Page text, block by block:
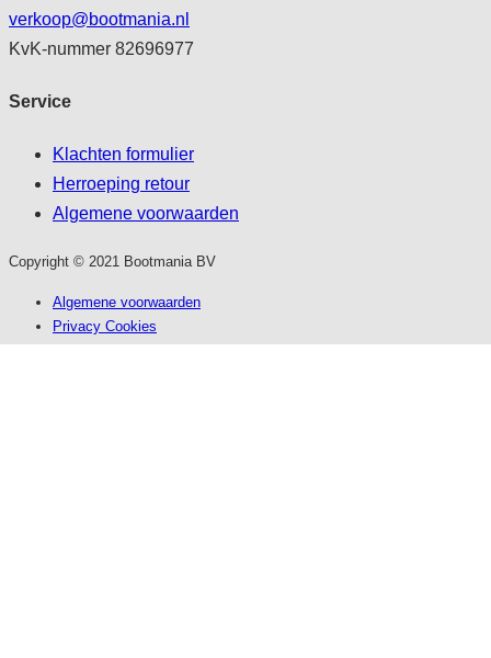
verkoop@bootmania.nl
KvK-nummer 82696977
Service
Klachten formulier
Herroeping retour
Algemene voorwaarden
Copyright © 2021 Bootmania BV
Algemene voorwaarden
Privacy Cookies